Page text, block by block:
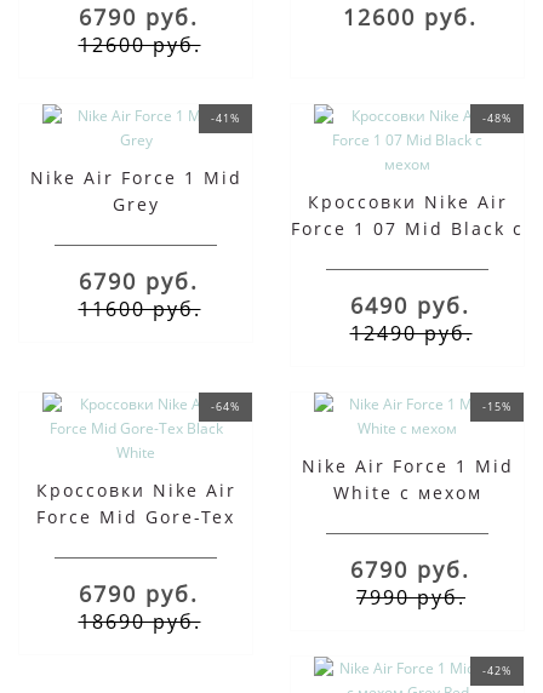
6790 руб.
12600 руб.
12600 руб.
-41%
Nike Air Force 1 Mid
Grey
6790 руб.
11600 руб.
-48%
Кроссовки Nike Air
Force 1 07 Mid Black с
6490 руб.
12490 руб.
-64%
Кроссовки Nike Air
Force Mid Gore-Tex
6790 руб.
18690 руб.
-15%
Nike Air Force 1 Mid
White с мехом
6790 руб.
7990 руб.
-42%